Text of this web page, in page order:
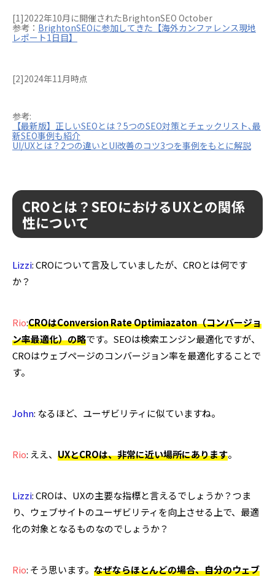
[1]2022年10月に開催されたBrightonSEO October
参考： BrightonSEOに参加してきた【海外カンファレンス現地
レポート1日目】
[2]2024年11月時点
参考:
【最新版】正しいSEOとは？5つのSEO対策とチェックリスト､最
新SEO事例も紹介
UI/UXとは？2つの違いとUI改善のコツ3つを事例をもとに解説
CROとは？SEOにおけるUXとの関係
性について
Lizzi: CROについて言及していましたが、CROとは何です
か？
Rio:CROはConversion Rate Optimiazaton（コンバージョ
ン率最適化）の略です。SEOは検索エンジン最適化ですが、
CROはウェブページのコンバージョン率を最適化することで
す。
John: なるほど、ユーザビリティに似ていますね。
Rio: ええ、 UXとCROは、非常に近い場所にあります。
Lizzi: CROは、UXの主要な指標と言えるでしょうか？つま
り、ウェブサイトのユーザビリティを向上させる上で、最適
化の対象となるものなのでしょうか？
Rio: そう思います。 なぜならほとんどの場合、自分のウェブ